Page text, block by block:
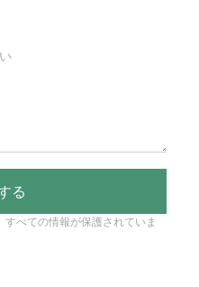
る
べての情報が保護されていま